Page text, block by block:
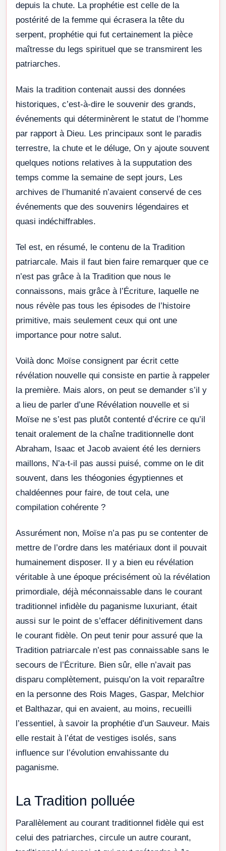
depuis la chute. La prophétie est celle de la
postérité de la femme qui écrasera la tête du
serpent, prophétie qui fut certainement la pièce
maîtresse du legs spirituel que se transmirent les
patriarches.
Mais la tradition contenait aussi des données
historiques, c’est-à-dire le souvenir des grands,
événements qui déterminèrent le statut de l’homme
par rapport à Dieu. Les principaux sont le paradis
terrestre, la chute et le déluge, On y ajoute souvent
quelques notions relatives à la supputation des
temps comme la semaine de sept jours, Les
archives de l’humanité n’avaient conservé de ces
événements que des souvenirs légendaires et
quasi indéchiffrables.
Tel est, en résumé, le contenu de la Tradition
patriarcale. Mais il faut bien faire remarquer que ce
n’est pas grâce à la Tradition que nous le
connaissons, mais grâce à l’Écriture, laquelle ne
nous révèle pas tous les épisodes de l’histoire
primitive, mais seulement ceux qui ont une
importance pour notre salut.
Voilà donc Moïse consignent par écrit cette
révélation nouvelle qui consiste en partie à rappeler
la première. Mais alors, on peut se demander s’il y
a lieu de parler d’une Révélation nouvelle et si
Moïse ne s’est pas plutôt contenté d’écrire ce qu’il
tenait oralement de la chaîne traditionnelle dont
Abraham, Isaac et Jacob avaient été les derniers
maillons, N’a-t-il pas aussi puisé, comme on le dit
souvent, dans les théogonies égyptiennes et
chaldéennes pour faire, de tout cela, une
compilation cohérente ?
Assurément non, Moïse n’a pas pu se contenter de
mettre de l’ordre dans les matériaux dont il pouvait
humainement disposer. Il y a bien eu révélation
véritable à une époque précisément où la révélation
primordiale, déjà méconnaissable dans le courant
traditionnel infidèle du paganisme luxuriant, était
aussi sur le point de s’effacer définitivement dans
le courant fidèle. On peut tenir pour assuré que la
Tradition patriarcale n’est pas connaissable sans le
secours de l’Écriture. Bien sûr, elle n’avait pas
disparu complètement, puisqu’on la voit reparaître
en la personne des Rois Mages, Gaspar, Melchior
et Balthazar, qui en avaient, au moins, recueilli
l’essentiel, à savoir la prophétie d’un Sauveur. Mais
elle restait à l’état de vestiges isolés, sans
influence sur l’évolution envahissante du
paganisme.
La Tradition polluée
Parallèlement au courant traditionnel fidèle qui est
celui des patriarches, circule un autre courant,